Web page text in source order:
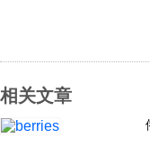
经济
科技
相关文章